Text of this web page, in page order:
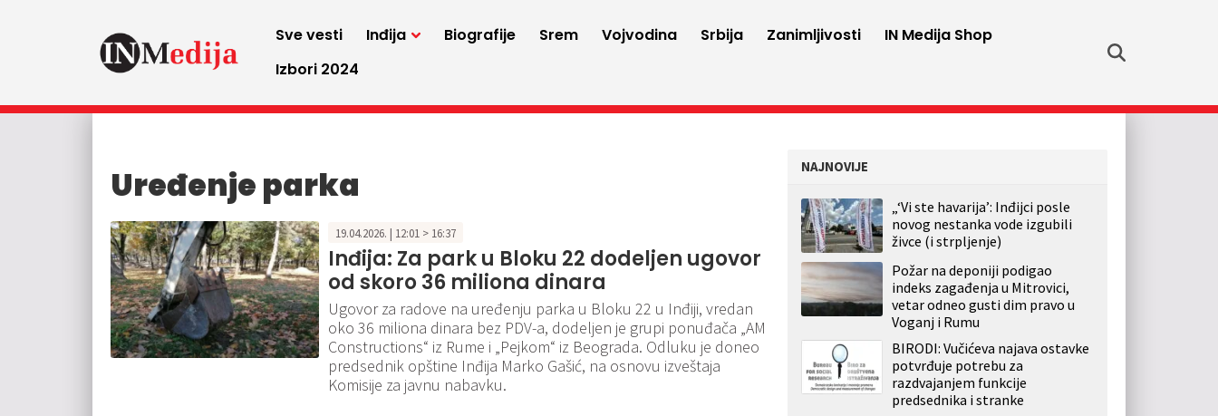
Sve vesti Inđija Biografije Srem Vojvodina Srbija Zanimljivosti
IN Medija Shop
Izbori 2024
Uređenje parka
19.04.2026. | 12:01 > 16:37
Inđija: Za park u Bloku 22 dodeljen ugovor
od skoro 36 miliona dinara
Ugovor za radove na uređenju parka u Bloku 22 u Inđiji, vredan
oko 36 miliona dinara bez PDV-a, dodeljen je grupi ponuđača „AM
Constructions“ iz Rume i „Pejkom“ iz Beograda. Odluku je doneo
predsednik opštine Inđija Marko Gašić, na osnovu izveštaja
Komisije za javnu nabavku.
NAJNOVIJE
„‘Vi ste havarija’: Inđijci posle
novog nestanka vode izgubili
živce (i strpljenje)
Požar na deponiji podigao
indeks zagađenja u Mitrovici,
vetar odneo gusti dim pravo u
Voganj i Rumu
BIRODI: Vučićeva najava ostavke
potvrđuje potrebu za
razdvajanjem funkcije
predsednika i stranke